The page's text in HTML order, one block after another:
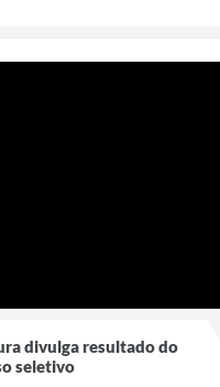
divulga resultado do
seletivo